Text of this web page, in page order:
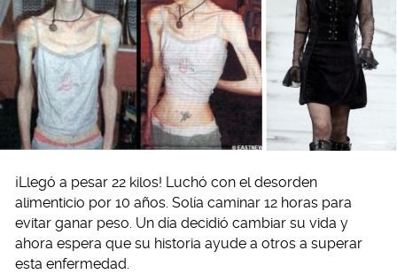
¡Llegó a pesar 22 kilos! Luchó con el desorden
alimenticio por 10 años. Solía caminar 12 horas para
evitar ganar peso. Un día decidió cambiar su vida y
ahora espera que su historia ayude a otros a superar
esta enfermedad.